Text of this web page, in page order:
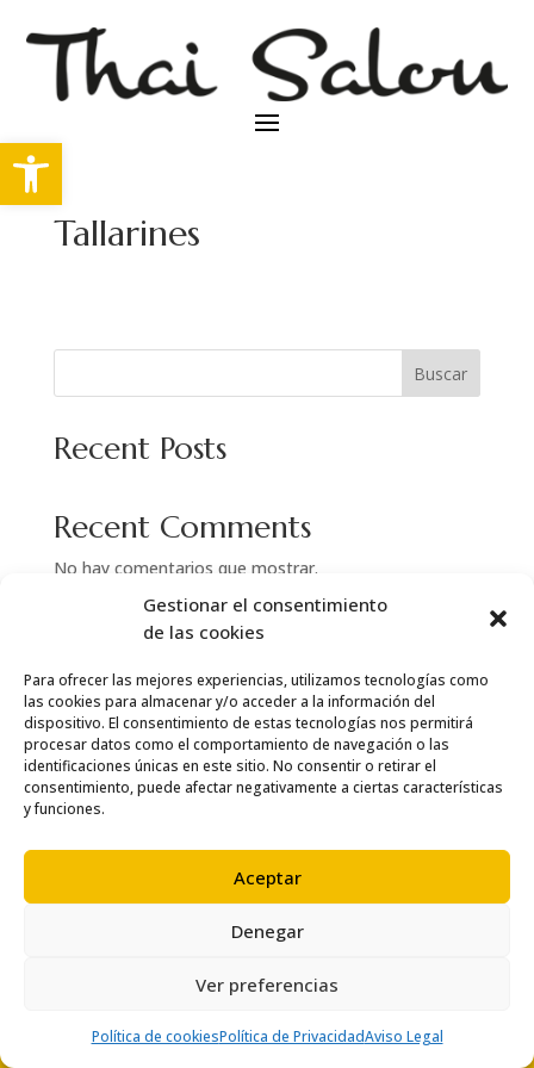
Abrir barra de herramientas
Gestionar el consentimiento
de las cookies
Para ofrecer las mejores experiencias, utilizamos tecnologías como
las cookies para almacenar y/o acceder a la información del
dispositivo. El consentimiento de estas tecnologías nos permitirá
procesar datos como el comportamiento de navegación o las
identificaciones únicas en este sitio. No consentir o retirar el
consentimiento, puede afectar negativamente a ciertas características
y funciones.
Aceptar
Denegar
Ver preferencias
Política de cookiesPolítica de PrivacidadAviso Legal
Tallarines
Buscar
Recent Posts
Recent Comments
No hay comentarios que mostrar.
© Copyright 2024 Thai Salou